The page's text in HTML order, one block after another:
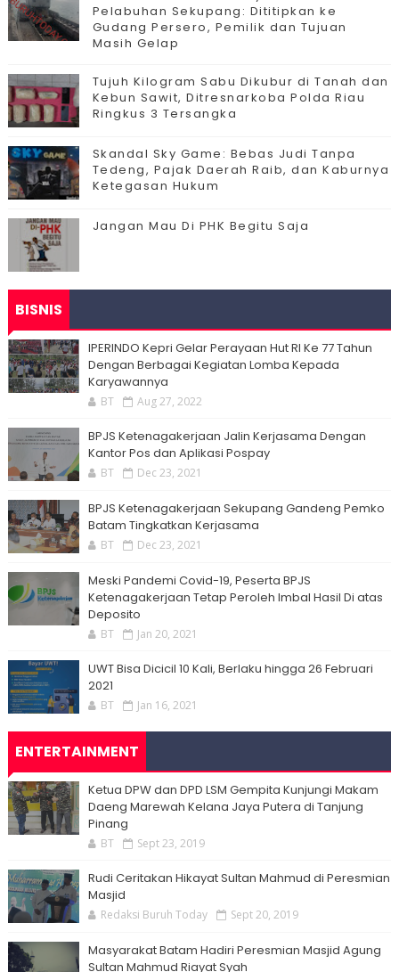
Pelabuhan Sekupang: Dititipkan ke
Gudang Persero, Pemilik dan Tujuan
Masih Gelap
Tujuh Kilogram Sabu Dikubur di Tanah dan
Kebun Sawit, Ditresnarkoba Polda Riau
Ringkus 3 Tersangka
Skandal Sky Game: Bebas Judi Tanpa
Tedeng, Pajak Daerah Raib, dan Kaburnya
Ketegasan Hukum
Jangan Mau Di PHK Begitu Saja
BISNIS
IPERINDO Kepri Gelar Perayaan Hut RI Ke 77 Tahun
Dengan Berbagai Kegiatan Lomba Kepada
Karyawannya
BT Aug 27, 2022
BPJS Ketenagakerjaan Jalin Kerjasama Dengan
Kantor Pos dan Aplikasi Pospay
BT Dec 23, 2021
BPJS Ketenagakerjaan Sekupang Gandeng Pemko
Batam Tingkatkan Kerjasama
BT Dec 23, 2021
Meski Pandemi Covid-19, Peserta BPJS
Ketenagakerjaan Tetap Peroleh Imbal Hasil Di atas
Deposito
BT Jan 20, 2021
UWT Bisa Dicicil 10 Kali, Berlaku hingga 26 Februari
2021
BT Jan 16, 2021
ENTERTAINMENT
Ketua DPW dan DPD LSM Gempita Kunjungi Makam
Daeng Marewah Kelana Jaya Putera di Tanjung
Pinang
BT Sept 23, 2019
Rudi Ceritakan Hikayat Sultan Mahmud di Peresmian
Masjid
Redaksi Buruh Today Sept 20, 2019
Masyarakat Batam Hadiri Peresmian Masjid Agung
Sultan Mahmud Riayat Syah